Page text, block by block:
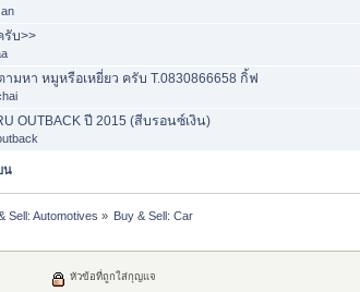
รับ>>
มหา หมูหรือเหยี่ยว ครับ T.0830866658 กิ้ฟ
OUTBACK ปี 2015 (สีบรอนซ์เงิน)
น
Sell: Automotives » Buy & Sell: Car
หัวข้อที่ถูกใส่กุญแจ